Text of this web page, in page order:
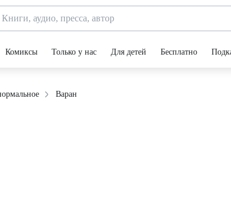
Комиксы Только у нас Для детей Бесплатно
Варан